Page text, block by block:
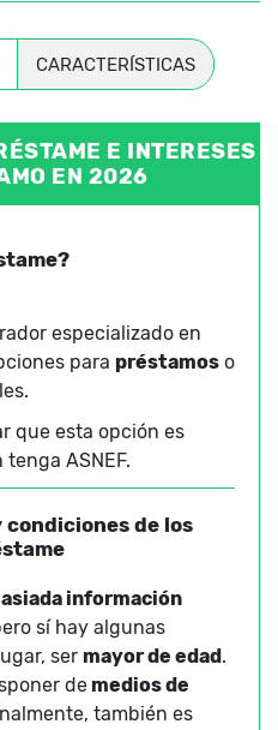
CARACTERÍSTICAS
E INTERESES
EN 2026
especializado en
para préstamos o
que esta opción es
ASNEF.
condiciones de los
información
sí hay algunas
ser mayor de edad.
de medios de
también es